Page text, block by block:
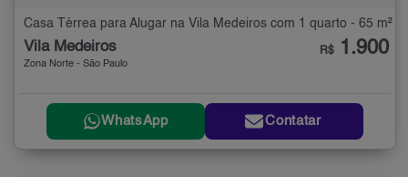
Casa Térrea para Alugar na Vila Medeiros com 1 quarto - 65 m²
Vila Medeiros
Zona Norte - São Paulo
R$ 1.900
WhatsApp Contatar